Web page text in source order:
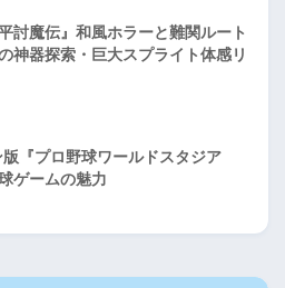
討魔伝』和風ホラーと難関ルート
神器探索・巨大スプライト体感リ
『プロ野球ワールドスタジア
ゲームの魅力